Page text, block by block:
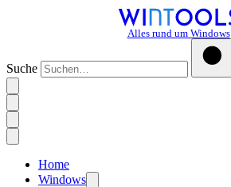
Alles rund um Windows
Suche
Home
Windows